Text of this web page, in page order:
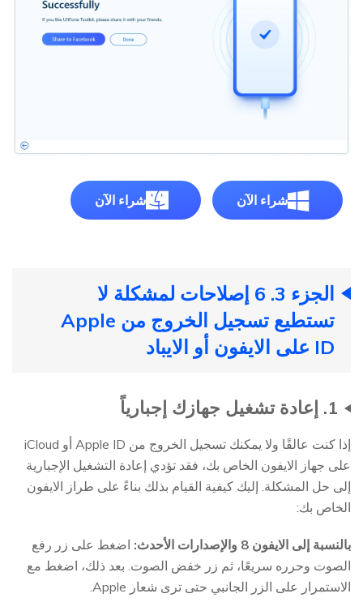
شراء الآن شراء الآن
الجزء 3. 6 إصلاحات لمشكلة لا
تستطيع تسجيل الخروج من Apple
ID على الايفون أو الايباد
1. إعادة تشغيل جهازك إجبارياً
إذا كنت عالقًا ولا يمكنك تسجيل الخروج من Apple ID أو iCloud
على جهاز الايفون الخاص بك، فقد تؤدي إعادة التشغيل الإجبارية
إلى حل المشكلة. إليك كيفية القيام بذلك بناءً على طراز الايفون
الخاص بك:
بالنسبة إلى الايفون 8 والإصدارات الأحدث:
اضغط على زر رفع
الصوت وحرره سريعًا، ثم زر خفض الصوت. بعد ذلك، اضغط مع
الاستمرار على الزر الجانبي حتى ترى شعار Apple.